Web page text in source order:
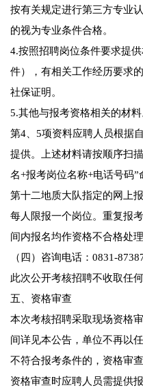
按有关规定进行第三方专业
的视为专业条件合格。
4.按照招聘岗位条件要求提
件），有相关工作经历要求
社保证明。
5.其他与报考资格相关的材料
第4、5项资料应聘人员根据
提供。上述材料请按顺序扫
名+报考岗位名称+电话号码
第十二地质大队指定的网上
每人限报一个岗位。重复报
间内报名均作资格不合格处理
（四）咨询电话：0831-
此次公开考核招聘不收取任何
五、资格审查
本次考核招聘采取现场资格
间详见本公告，单位不再以
不符合报考条件的，资格审查
资格审查时应聘人员需提供